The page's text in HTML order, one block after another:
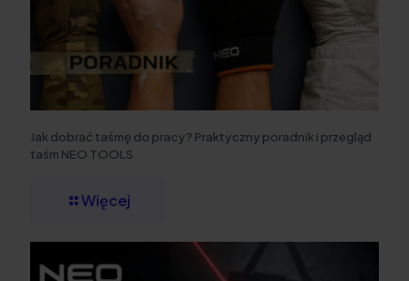
Jak dobrać taśmę do pracy? Praktyczny poradnik i przegląd
taśm NEO TOOLS
Więcej